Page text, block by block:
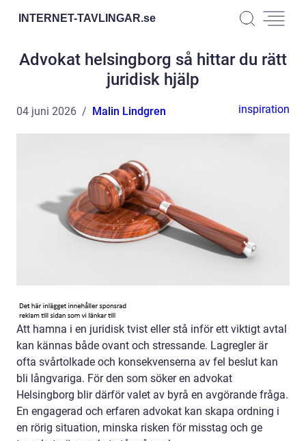
INTERNET-TAVLINGAR.se
Advokat helsingborg så hittar du rätt
juridisk hjälp
04 juni 2026 Malin Lindgren inspiration
Att hamna i en juridisk tvist eller stå inför ett viktigt avtal
kan kännas både ovant och stressande. Lagregler är
ofta svårtolkade och konsekvenserna av fel beslut kan
bli långvariga. För den som söker en advokat
Helsingborg blir därför valet av byrå en avgörande fråga.
En engagerad och erfaren advokat kan skapa ordning i
en rörig situation, minska risken för misstag och ge